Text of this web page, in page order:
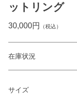
ットリング
30,000円 （税込）
在庫状況
サイズ